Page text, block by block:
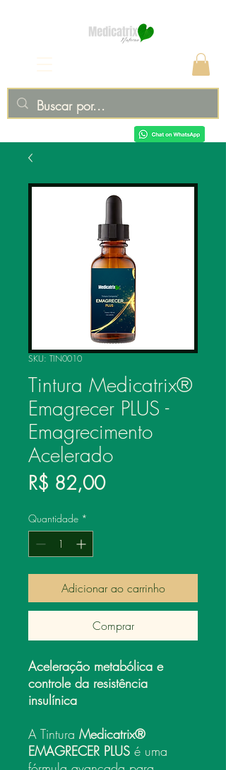
SKU: TIN0010
Tintura Medicatrix®
Emagrecer PLUS -
Emagrecimento
Acelerado
R$ 82,00Preço
Quantidade *
Adicionar ao carrinho
Comprar
Aceleração metabólica e
controle da resistência
insulínica
A Tintura Medicatrix®
EMAGRECER PLUS é uma